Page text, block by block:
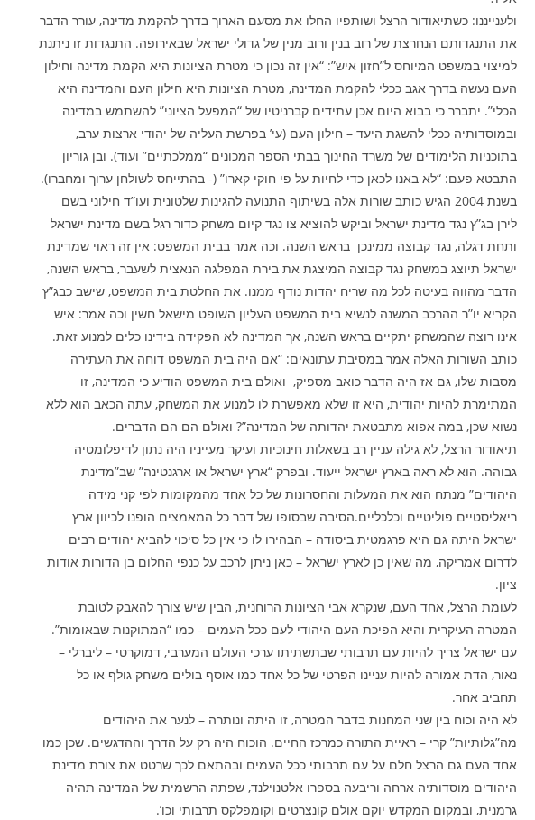
ולענייננו: כשתיאודור הרצל ושותפיו החלו את מסעם הארוך בדרך להקמת מדינה, עורר הדבר
את התנגדותם הנחרצת של רוב בנין ורוב מנין של גדולי ישראל שבאירופה. התנגדות זו ניתנת
למיצוי במשפט המיוחס ל”חזון איש”: “אין זה נכון כי מטרת הציונות היא הקמת מדינה וחילון
העם נעשה בדרך אגב ככלי להקמת המדינה, מטרת הציונות היא חילון העם והמדינה היא
הכלי”. יתברר כי בבוא היום אכן עתידים קברניטיו של “המפעל הציוני” להשתמש במדינה
ובמוסדותיה ככלי להשגת היעד – חילון העם (עי’ בפרשת העליה של יהודי ארצות ערב,
בתוכניות הלימודים של משרד החינוך בבתי הספר המכונים “ממלכתיים” ועוד). ובן גוריון
התבטא פעם: “לא באנו לכאן כדי לחיות על פי חוקי קארו” (- בהתייחס לשולחן ערוך ומחברו).
בשנת 2004 הגיש כותב שורות אלה בשיתוף התנועה להגינות שלטונית ועו”ד חילוני בשם
לירן בג”ץ נגד מדינת ישראל וביקש להוציא צו נגד קיום משחק כדור רגל בשם מדינת ישראל
ותחת דגלה, נגד קבוצה ממינכן בראש השנה. וכה אמר בבית המשפט: אין זה ראוי שמדינת
ישראל תיוצג במשחק נגד קבוצה המיצגת את בירת המפלגה הנאצית לשעבר, בראש השנה,
הדבר מהווה בעיטה לכל מה שריח יהדות נודף ממנו. את החלטת בית המשפט, שישב כבג”ץ
הקריא יו”ר ההרכב המשנה לנשיא בית המשפט העליון השופט מישאל חשין וכה אמר: איש
אינו רוצה שהמשחק יתקיים בראש השנה, אך המדינה לא הפקידה בידינו כלים למנוע זאת.
כותב השורות האלה אמר במסיבת עתונאים: “אם היה בית המשפט דוחה את העתירה
מסבות שלו, גם אז היה הדבר כואב מספיק, ואולם בית המשפט הודיע כי המדינה, זו
המתימרת להיות יהודית, היא זו שלא מאפשרת לו למנוע את המשחק, עתה הכאב הוא ללא
נשוא שכן, במה אפוא מתבטאת יהדותה של המדינה”? ואולם הם הם הדברים.
תיאודור הרצל, לא גילה עניין רב בשאלות חינוכיות ועיקר מעייניו היה נתון לדיפלומטיה
גבוהה. הוא לא ראה בארץ ישראל ייעוד. ובפרק “ארץ ישראל או ארגנטינה” שב”מדינת
היהודים” מנתח הוא את המעלות והחסרונות של כל אחד מהמקומות לפי קני מידה
ריאליסטיים פוליטיים וכלכליים.הסיבה שבסופו של דבר כל המאמצים הופנו לכיוון ארץ
ישראל היתה גם היא פרגמטית ביסודה – הבהירו לו כי אין כל סיכוי להביא יהודים רבים
לדרום אמריקה, מה שאין כן לארץ ישראל – כאן ניתן לרכב על כנפי החלום בן הדורות אודות
ציון.
לעומת הרצל, אחד העם, שנקרא אבי הציונות הרוחנית, הבין שיש צורך להאבק לטובת
המטרה העיקרית והיא הפיכת העם היהודי לעם ככל העמים – כמו “המתוקנות שבאומות”.
עם ישראל צריך להיות עם תרבותי שבתשתיתו ערכי העולם המערבי, דמוקרטי – ליברלי –
נאור, הדת אמורה להיות עניינו הפרטי של כל אחד כמו אוסף בולים משחק גולף או כל
תחביב אחר.
לא היה וכוח בין שני המחנות בדבר המטרה, זו היתה ונותרה – לנער את היהודים
מה”גלותיות” קרי – ראיית התורה כמרכז החיים. הוכוח היה רק על הדרך וההדגשים. שכן כמו
אחד העם גם הרצל חלם על עם תרבותי ככל העמים ובהתאם לכך שרטט את צורת מדינת
היהודים מוסדותיה ארחה וריבעה בספרו אלטנוילנד, שפתה הרשמית של המדינה תהיה
גרמנית, ובמקום המקדש יוקם אולם קונצרטים וקומפלקס תרבותי וכו’.